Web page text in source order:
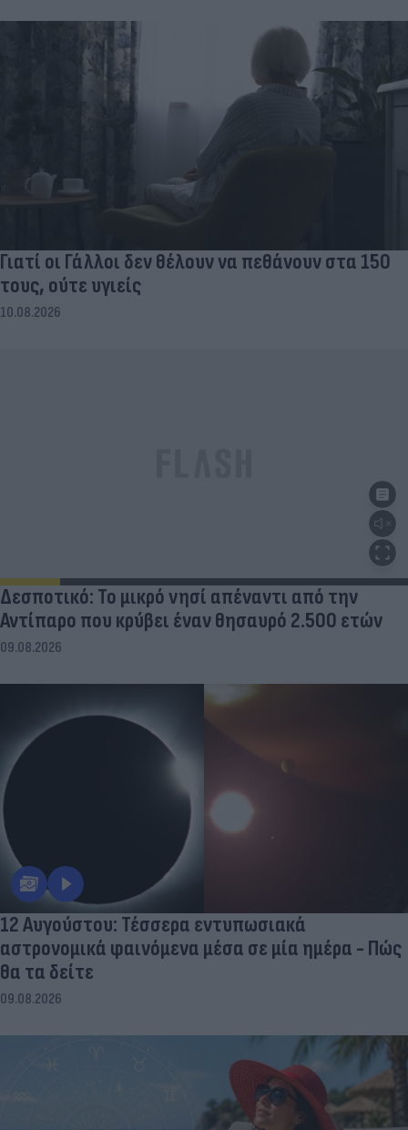
Γιατί οι Γάλλοι δεν θέλουν να πεθάνουν στα 150
τους, ούτε υγιείς
10.08.2026
Δεσποτικό: Το μικρό νησί απέναντι από την
Αντίπαρο που κρύβει έναν θησαυρό 2.500 ετών
09.08.2026
12 Αυγούστου: Τέσσερα εντυπωσιακά
αστρονομικά φαινόμενα μέσα σε μία ημέρα - Πώς
θα τα δείτε
09.08.2026